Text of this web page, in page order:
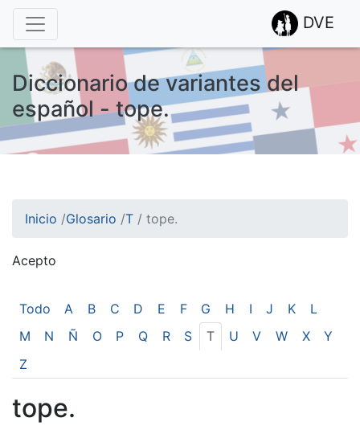
DVE
Diccionario de variantes del
español - tope.
Inicio /Glosario /T / tope.
Acepto
Todo A B C D E F G H I J K
L
M
N Ñ O P Q R S T U V W X
Y
Z
tope.